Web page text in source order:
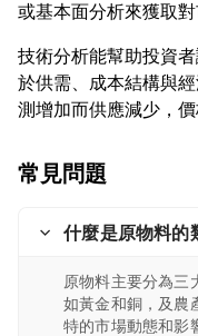
技術分析能幫助投資
於供需、成本結構與
常見問題
什麼是原物料的
原物料主要分為三
如黃金和銅，及農
特的市場動態和影